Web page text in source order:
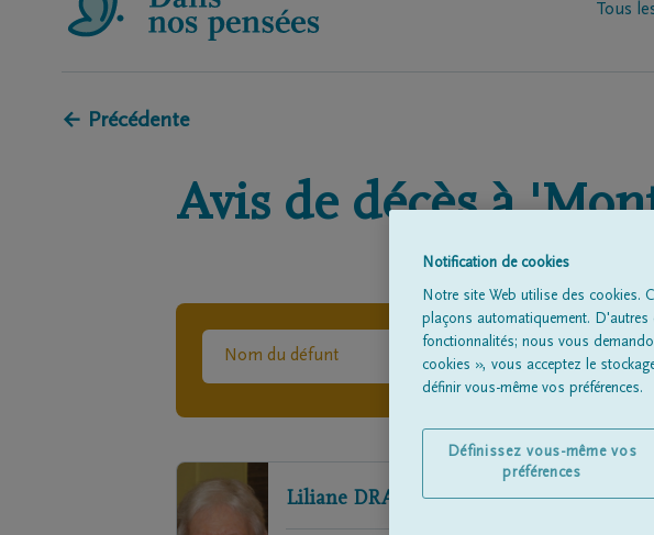
Tous
← Précédente
Avis de décès à
Liliane DRAYE
Notification de cookies
Notre site Web utilise des cookies.
plaçons automatiquement.
fonctionnalités; nous vous
cookies », vous acceptez le
définir vous-même vos préférences.
Définissez vous-même vos
préférences